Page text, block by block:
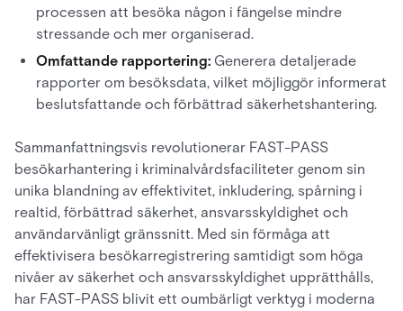
processen att besöka någon i fängelse mindre
stressande och mer organiserad.
Omfattande rapportering: Generera detaljerade
rapporter om besöksdata, vilket möjliggör informerat
beslutsfattande och förbättrad säkerhetshantering.
Sammanfattningsvis revolutionerar FAST-PASS
besökarhantering i kriminalvårdsfaciliteter genom sin
unika blandning av effektivitet, inkludering, spårning i
realtid, förbättrad säkerhet, ansvarsskyldighet och
användarvänligt gränssnitt. Med sin förmåga att
effektivisera besökarregistrering samtidigt som höga
nivåer av säkerhet och ansvarsskyldighet upprätthålls,
har FAST-PASS blivit ett oumbärligt verktyg i moderna